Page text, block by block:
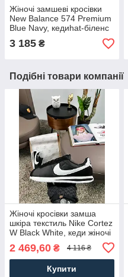
Жіночі замшеві кросівки
New Balance 574 Premium
Blue Navy, кедиhat-біленс
сині. Жіноче взуття
3 185 ₴
Подібні товари компанії
Жіночі кросівки замша
шкіра текстиль Nike Cortez
W Black White, кеди жіночі
Найк чорні. Жіноче взуття
2 469,60 ₴ 4 116 ₴
Купити